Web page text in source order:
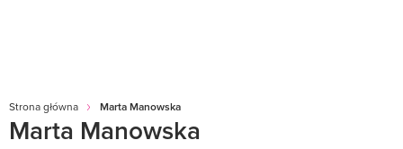
Strona główna Marta Manowska
Marta Manowska